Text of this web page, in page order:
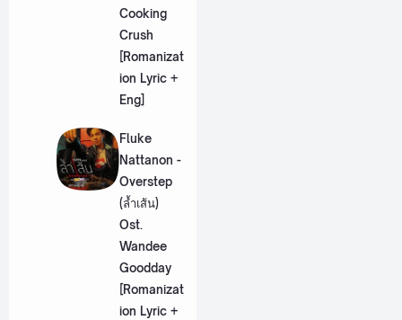
Cooking
Crush
[Romanizat
ion Lyric +
Eng]
Fluke
Nattanon -
Overstep
(ล้ำเส้น)
Ost.
Wandee
Goodday
[Romanizat
ion Lyric +